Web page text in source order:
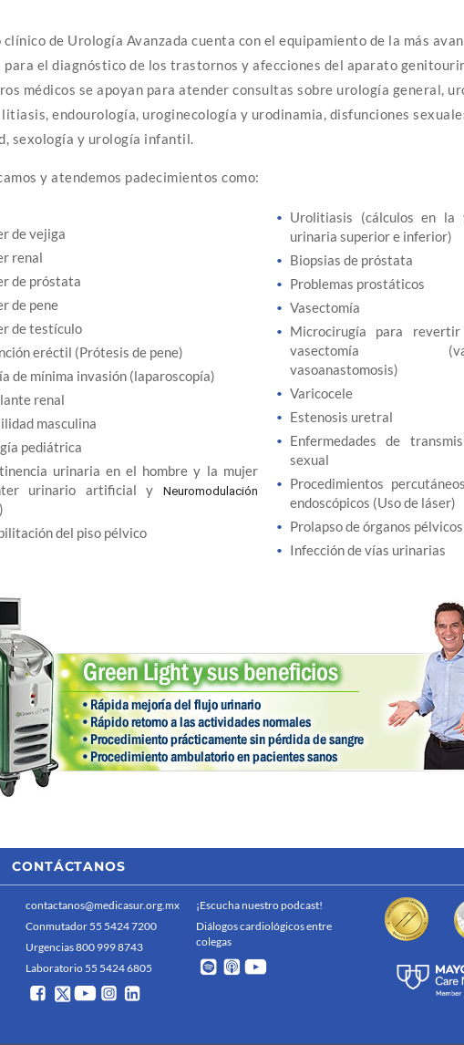
de Urología Avanzada cuenta con el equipamiento de la más
para el diagnóstico de los trastornos y afecciones del aparato
médicos se apoyan para atender consultas sobre urología general,
endourología, uroginecología y urodinamia, disfunciones
sexología y urología infantil.
y atendemos padecimientos como:
de vejiga
renal
de próstata
de pene
de testículo
eréctil (Prótesis de pene)
de mínima invasión (laparoscopía)
renal
masculina
pediátrica
urinaria en el hombre y la mujer
urinario artificial y
Neuromodulación
del piso pélvico
Urolitiasis (cálculos en la
urinaria superior e inferior)
Biopsias de próstata
Problemas prostáticos
Vasectomía
Microcirugía para
vasectomía
vasoanastomosis)
Varicocele
Estenosis uretral
Enfermedades de
sexual
Procedimientos
endoscópicos (Uso de láser)
Prolapso de órganos pélvicos
Infección de vías urinarias
CONTÁCTANOS
contactanos@medicasur.org.mx
Conmutador 55 5424 7200
Urgencias 800 999 8743
Laboratorio 55 5424 6805
¡Escucha nuestro podcast!
Diálogos cardiológicos entre
colegas